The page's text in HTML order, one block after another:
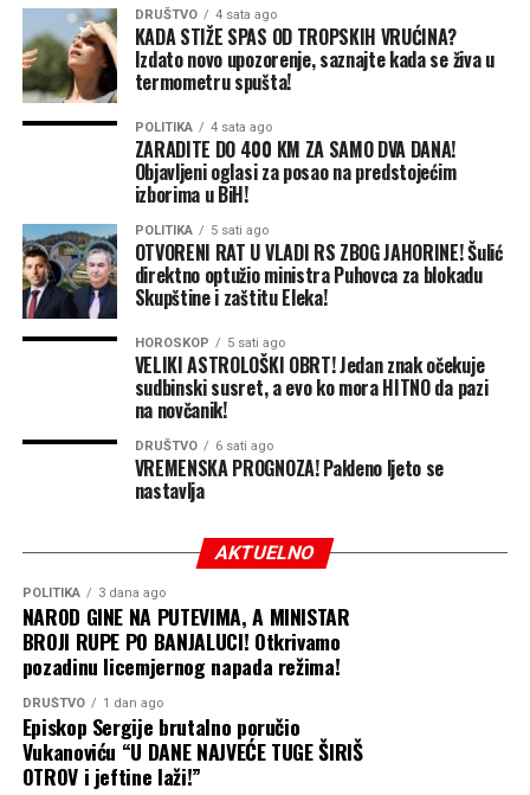
DRUŠTVO 4 sata ago
KADA STIŽE SPAS OD TROPSKIH VRUĆINA?
Izdato novo upozorenje, saznajte kada se živa u
termometru spušta!
POLITIKA 4 sata ago
ZARADITE DO 400 KM ZA SAMO DVA DANA!
Objavljeni oglasi za posao na predstojećim
izborima u BiH!
POLITIKA 5 sati ago
OTVORENI RAT U VLADI RS ZBOG JAHORINE! Šulić
direktno optužio ministra Puhovca za blokadu
Skupštine i zaštitu Eleka!
HOROSKOP 5 sati ago
VELIKI ASTROLOŠKI OBRT! Jedan znak očekuje
sudbinski susret, a evo ko mora HITNO da pazi
na novčanik!
DRUŠTVO 6 sati ago
VREMENSKA PROGNOZA! Pakleno ljeto se
nastavlja
AKTUELNO
POLITIKA 3 dana ago
NAROD GINE NA PUTEVIMA, A MINISTAR
BROJI RUPE PO BANJALUCI! Otkrivamo
pozadinu licemjernog napada režima!
DRUŠTVO 1 dan ago
Episkop Sergije brutalno poručio
Vukanoviću “U DANE NAJVEĆE TUGE ŠIRIŠ
OTROV i jeftine laži!”